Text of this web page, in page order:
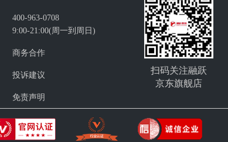
400-963-0708
9:00-21:00(周一到周日)
商务合作
投诉建议
免责声明
扫码关注融跃
京东旗舰店